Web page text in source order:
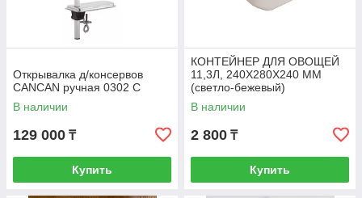
Открывалка д/консервов
CANCAN ручная 0302 С
В наличии
129 000 ₸
Купить
КОНТЕЙНЕР ДЛЯ ОВОЩЕЙ
11,3Л, 240Х280Х240 ММ
(светло-бежевый)
В наличии
2 800 ₸
Купить